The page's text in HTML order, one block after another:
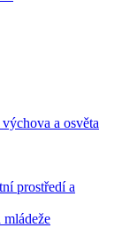
a osvěta
prostředí a
mládeže